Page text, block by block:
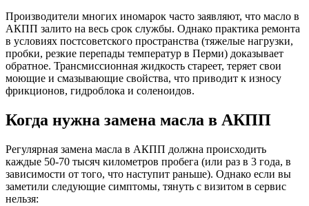
Производители многих иномарок часто заявляют, что масло в
АКПП залито на весь срок службы. Однако практика ремонта
в условиях постсоветского пространства (тяжелые нагрузки,
пробки, резкие перепады температур в Перми) доказывает
обратное. Трансмиссионная жидкость стареет, теряет свои
моющие и смазывающие свойства, что приводит к износу
фрикционов, гидроблока и соленоидов.
Когда нужна замена масла в АКПП
Регулярная замена масла в АКПП должна происходить
каждые 50-70 тысяч километров пробега (или раз в 3 года, в
зависимости от того, что наступит раньше). Однако если вы
заметили следующие симптомы, тянуть с визитом в сервис
нельзя: